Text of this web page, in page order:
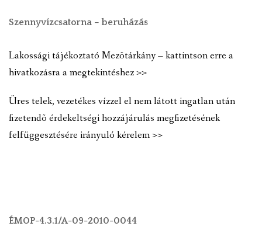
Szennyvízcsatorna – beruházás
Lakossági tájékoztató Mezõtárkány – kattintson erre a
hivatkozásra a megtekintéshez >>
Üres telek, vezetékes vízzel el nem látott ingatlan után
fizetendõ érdekeltségi hozzájárulás megfizetésének
felfüggesztésére irányuló kérelem >>
ÉMOP-4.3.1/A-09-2010-0044